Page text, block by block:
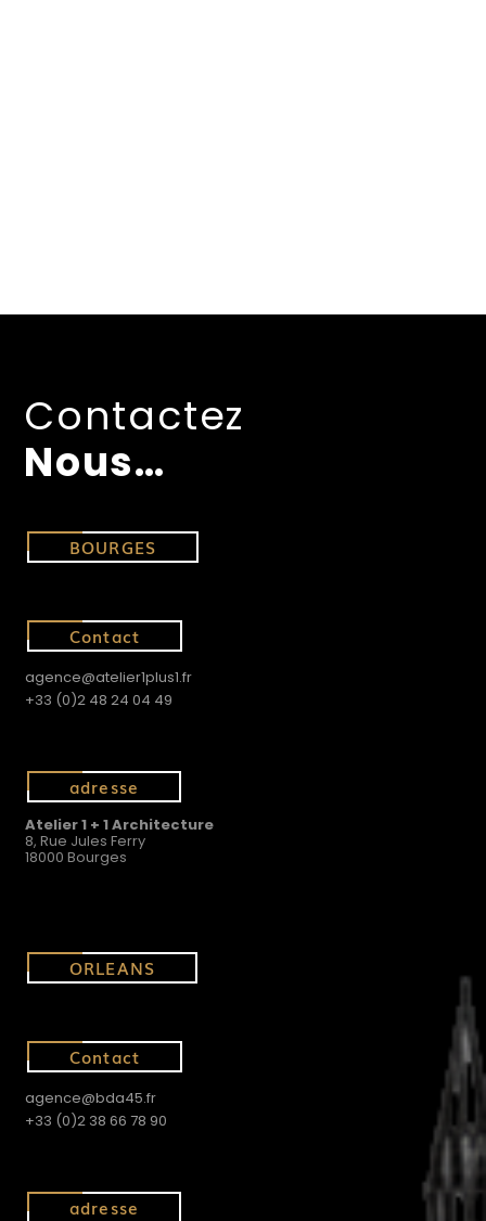
Contactez
Nous…
BOURGES
Contact
agence@atelier1plus1.fr
+33 (0)2 48 24 04 49
adresse
Atelier 1 + 1 Architecture
8, Rue Jules Ferry
18000 Bourges
ORLEANS
Contact
agence@bda45.fr
+33 (0)2 38 66 78 90
adresse